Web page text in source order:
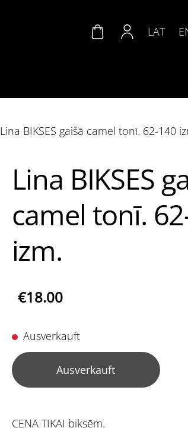
LAT
Lina BIKSES gaišā camel tonī. 62-140
Lina BIKSES
camel tonī.
izm.
€18.00
Ausverkauft
Ausverkauft
CENA TIKAI biksēm.